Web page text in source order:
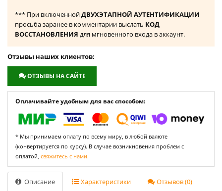
*** При включеннойДВУХЭТАПНОЙ АУТЕНТИФИКАЦИИ
просьба заранее в комментарии выслать КОД
ВОССТАНОВЛЕНИЯ для мгновенного входа в аккаунт.
Отзывы наших клиентов:
ОТЗЫВЫ НА САЙТЕ
Оплачивайте удобным для вас способом:
* Мы принимаем оплату по всему миру, в любой валюте
(конвертируется по курсу). В случае возникновения проблем с
оплатой, свяжитесь с нами.
Описание Характеристики Отзывов (0)